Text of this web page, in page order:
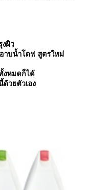
งผิว
าบน้ำโดฟ สูตรใหม่
งหมดก็ได้
วยตัวเอง